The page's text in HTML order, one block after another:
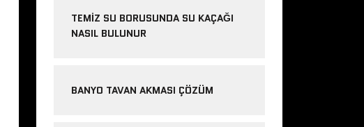
TEMIZ SU BORUSUNDA SU KAÇAĞI
NASIL BULUNUR
BANYO TAVAN AKMASI ÇÖZÜM